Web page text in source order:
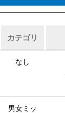
カテゴリ
なし
男女ミッ